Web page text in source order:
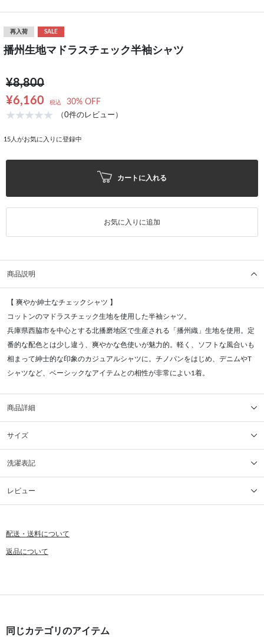
再入荷 SALE
播州生地マドラスチェック半袖シャツ
¥8,800
¥6,160
税込 30% OFF
（0件のレビュー）
15 人がお気に入りに登録中
カートに入れる
お気に入りに追加
商品説明
【 爽やか紳士なチェックシャツ 】
コットンのマドラスチェック生地を使用した半袖シャツ。
兵庫県西脇市を中心とする北播磨地区で生産される「播州織」生地を使用。定
番的な配色とは少し違う、爽やかな色使いが魅力的。軽く、ソフトな風合いも
相まって紳士的な印象のカジュアルシャツに。チノパンをはじめ、デニムやT
シャツなど、ベーシックなアイテムとの相性が非常によい1着。
商品詳細
サイズ
洗濯表記
レビュー
配送・送料について
返品について
同じカテゴリのアイテム